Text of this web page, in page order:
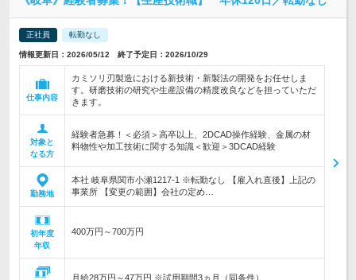
正社員 転勤なし
情報更新日：2026/05/12 終了予定日：2026/10/29
仕事内容
カミソリ刃製造における新技術・新製法の開発をお任せしま
す。研磨技術の研究や生産設備の精度改良などを担っていただ
きます。
対象と
なる方
経験者急募！＜必須＞高卒以上、2DCAD操作経験、金属の材
料物性や加工技術に関する知識＜歓迎＞3DCAD経験
勤務地
本社 岐阜県関市小瀬1217-1 ※転勤なし 【雇入れ直後】上記の
事業所 【変更の範囲】会社の定め…
初年度
年収
400万円～700万円
月給28万円～47万円 ※試用期間3ヵ月（同条件）